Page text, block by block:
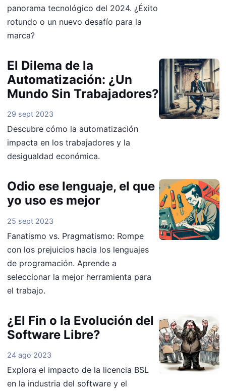
panorama tecnológico del 2024. ¿Éxito
rotundo o un nuevo desafío para la
marca?
El Dilema de la
Automatización: ¿Un
Mundo Sin Trabajadores?
29 sept 2023
Descubre cómo la automatización
impacta en los trabajadores y la
desigualdad económica.
Odio ese lenguaje, el que
yo uso es mejor
25 sept 2023
Fanatismo vs. Pragmatismo: Rompe
con los prejuicios hacia los lenguajes
de programación. Aprende a
seleccionar la mejor herramienta para
el trabajo.
¿El Fin o la Evolución del
Software Libre?
24 ago 2023
Explora el impacto de la licencia BSL
en la industria del software y el